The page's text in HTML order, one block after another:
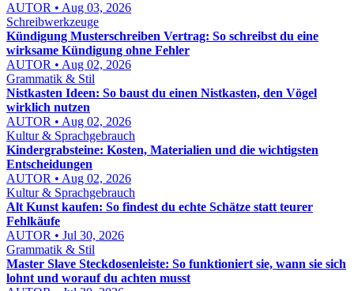
AUTOR • Aug 03, 2026
Schreibwerkzeuge
Kündigung Musterschreiben Vertrag: So schreibst du eine
wirksame Kündigung ohne Fehler
AUTOR • Aug 02, 2026
Grammatik & Stil
Nistkasten Ideen: So baust du einen Nistkasten, den Vögel
wirklich nutzen
AUTOR • Aug 02, 2026
Kultur & Sprachgebrauch
Kindergrabsteine: Kosten, Materialien und die wichtigsten
Entscheidungen
AUTOR • Aug 02, 2026
Kultur & Sprachgebrauch
Alt Kunst kaufen: So findest du echte Schätze statt teurer
Fehlkäufe
AUTOR • Jul 30, 2026
Grammatik & Stil
Master Slave Steckdosenleiste: So funktioniert sie, wann sie sich
lohnt und worauf du achten musst